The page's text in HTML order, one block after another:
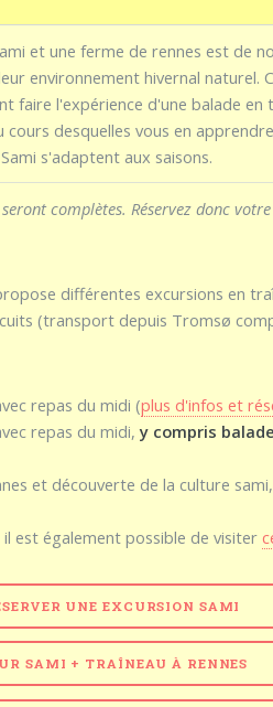
et une ferme de rennes est de
environnement hivernal naturel.
faire l'expérience d'une balade en
desquelles vous en
s'adaptent aux saisons.
complètes. Réservez donc
différentes excursions en
(transport depuis Tromsø
repas du midi (plus d'infos et
repas du midi,y compris
et découverte de la culture sami,
est également possible de visiter
UNE EXCURSION SAMI
SAMI + TRAÎNEAU À RENNES